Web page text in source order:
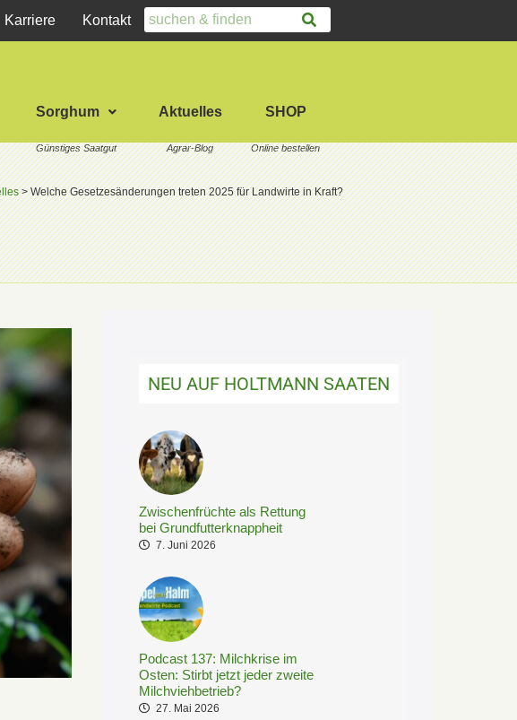
Karriere Kontakt
Sorghum Aktuelles SHOP
>Welche Gesetzesänderungen treten 2025 für Landwirte in Kraft?
NEU AUF HOLTMANN SAATEN
Zwischenfrüchte als Rettung
bei Grundfutterknappheit
7. Juni 2026
Podcast 137: Milchkrise im
Osten: Stirbt jetzt jeder zweite
Milchviehbetrieb?
27. Mai 2026